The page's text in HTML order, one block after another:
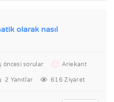
olarak nasıl
öncesi sorular Ariekant
2 Yanıtlar 616 Ziyaret